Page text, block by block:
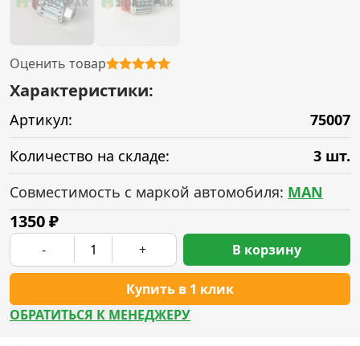
Оценить товар
Характеристики:
Артикул:
75007
Количество на складе:
3 шт.
Совместимость с маркой автомобиля: MAN
1350₽
- +
Купить в 1 клик
В корзину
ОБРАТИТЬСЯ К МЕНЕДЖЕРУ